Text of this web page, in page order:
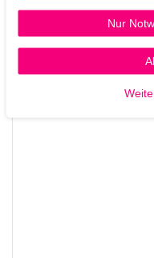
anschließend gründlich
Für wen
Perfekt für alle
gesträhntem Haar, die
Nur